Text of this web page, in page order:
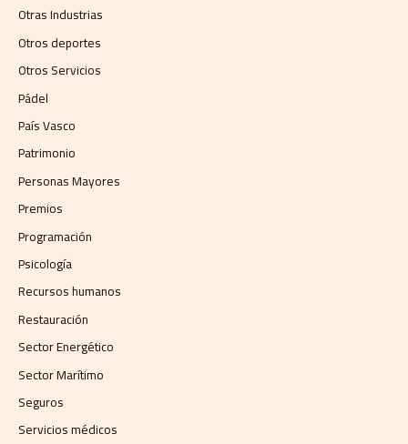
Otras Industrias
Otros deportes
Otros Servicios
Pádel
País Vasco
Patrimonio
Personas Mayores
Premios
Programación
Psicología
Recursos humanos
Restauración
Sector Energético
Sector Marítimo
Seguros
Servicios médicos